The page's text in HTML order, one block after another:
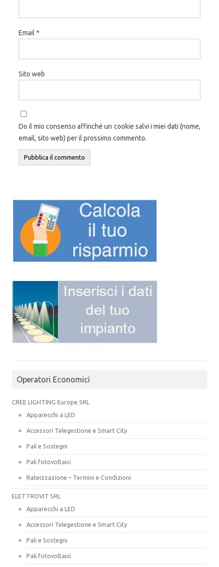
Email *
Sito web
Do il mio consenso affinché un cookie salvi i miei dati (nome,
email, sito web) per il prossimo commento.
Operatori Economici
CREE LIGHTING Europe SRL
Apparecchi a LED
Accessori Telegestione e Smart City
Pali e Sostegni
Pali fotovoltaici
Rateizzazione – Termini e Condizioni
ELETTROVIT SRL
Apparecchi a LED
Accessori Telegestione e Smart City
Pali e Sostegni
Pali fotovoltaici